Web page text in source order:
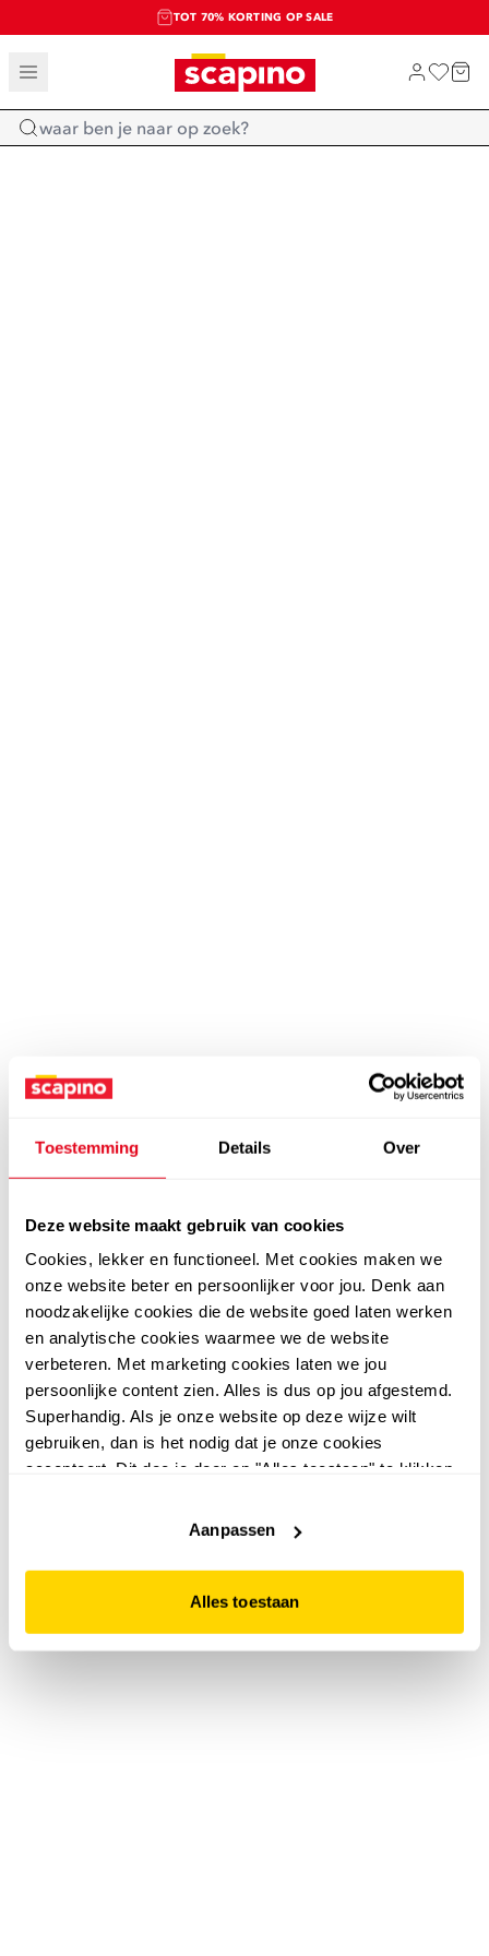
Toestemming Details Over
Deze website maakt gebruik van cookies
Cookies, lekker en functioneel. Met cookies maken we
onze website beter en persoonlijker voor jou. Denk aan
noodzakelijke cookies die de website goed laten werken
en analytische cookies waarmee we de website
verbeteren. Met marketing cookies laten we jou
persoonlijke content zien. Alles is dus op jou afgestemd.
Superhandig. Als je onze website op deze wijze wilt
gebruiken, dan is het nodig dat je onze cookies
accepteert. Dit doe je door op "Alles toestaan" te klikken.
website niet optimaal functioneert.
Aanpassen
Alles toestaan
TOT 70% KORTING OP SALE
SALE: LAATSTE KANS!
SHOP NIEUW
Home